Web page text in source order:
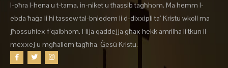
l-oħra l-hena u t-tama, in-niket u tħassib tagħhom. Ma hemm l-
ebda ħaġa li hi tassew tal-bniedem li d-dixxipli ta’ Kristu wkoll ma
jħossuhiex f’qalbhom. Hija qaddejja għax hekk amrilha li tkun il-
mexxej u mgħallem tagħha, Ġesù Kristu.